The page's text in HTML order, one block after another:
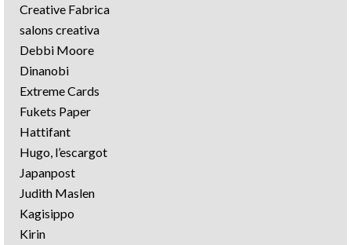
Creative Fabrica
salons creativa
Debbi Moore
Dinanobi
Extreme Cards
Fukets Paper
Hattifant
Hugo, l’escargot
Japanpost
Judith Maslen
Kagisippo
Kirin